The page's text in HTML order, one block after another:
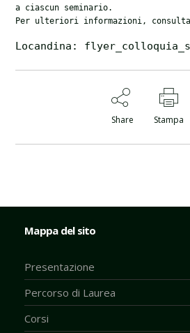
a ciascun seminario.
Per ulteriori informazioni,
Locandina:
Share Stampa
Mappa del sito
Presentazione
Percorso di Laurea
Corsi